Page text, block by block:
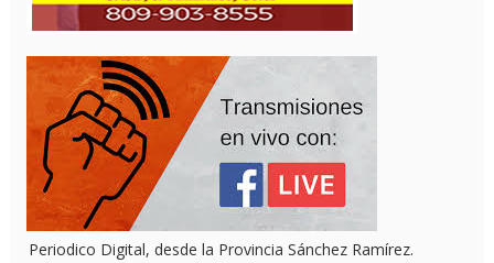
Periodico Digital, desde la Provincia Sánchez Ramírez.